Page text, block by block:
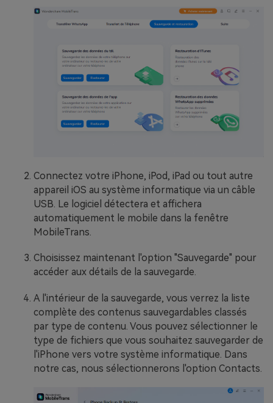
Connectez votre iPhone, iPod, iPad ou tout autre
appareil iOS au système informatique via un câble
USB. Le logiciel détectera et affichera
automatiquement le mobile dans la fenêtre
MobileTrans.
Choisissez maintenant l'option "Sauvegarde" pour
accéder aux détails de la sauvegarde.
A l'intérieur de la sauvegarde, vous verrez la liste
complète des contenus sauvegardables classés
par type de contenu. Vous pouvez sélectionner le
type de fichiers que vous souhaitez sauvegarder de
l'iPhone vers votre système informatique. Dans
notre cas, nous sélectionnerons l'option Contacts.